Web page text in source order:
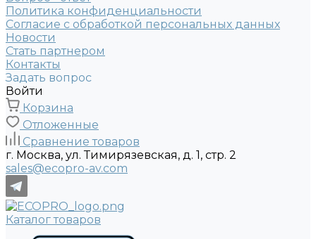
Политика конфиденциальности
Согласие с обработкой персональных данных
Новости
Стать партнером
Контакты
Задать вопрос
Войти
Корзина
Отложенные
Сравнение товаров
г. Москва, ул. Тимирязевская, д. 1, стр. 2
sales@ecopro-av.com
Каталог товаров